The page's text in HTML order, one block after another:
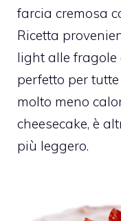
farcia cremosa
Ricetta
light alle fragole
perfetto per
molto meno
cheesecake, è
più leggero.